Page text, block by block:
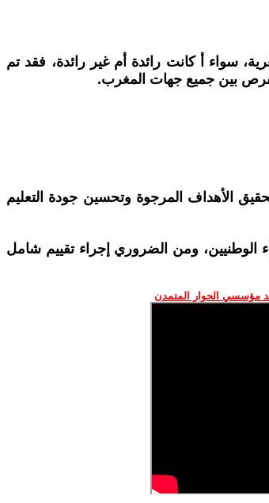
سواء أ كانت رائدة أم غير رائدة، فقد تم
بين جميع جهات المغرب.
الأهداف المرجوة وتحسين جودة التعليم
الوطنيين، ومن الضروري إجراء تقييم شامل
مؤسسي الحوار المتمدن